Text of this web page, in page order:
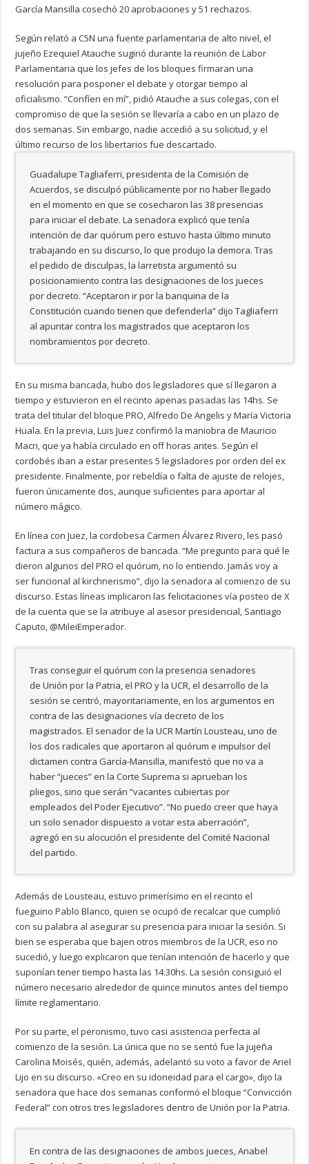
García Mansilla cosechó 20 aprobaciones y 51 rechazos.
Según relató a C5N una fuente parlamentaria de alto nivel, el
jujeño Ezequiel Atauche sugirió durante la reunión de Labor
Parlamentaria que los jefes de los bloques firmaran una
resolución para posponer el debate y otorgar tiempo al
oficialismo. “Confíen en mí”, pidió Atauche a sus colegas, con el
compromiso de que la sesión se llevaría a cabo en un plazo de
dos semanas. Sin embargo, nadie accedió a su solicitud, y el
último recurso de los libertarios fue descartado.
Guadalupe Tagliaferri, presidenta de la Comisión de
Acuerdos, se disculpó públicamente por no haber llegado
en el momento en que se cosecharon las 38 presencias
para iniciar el debate. La senadora explicó que tenía
intención de dar quórum pero estuvo hasta último minuto
trabajando en su discurso, lo que produjo la demora. Tras
el pedido de disculpas, la larretista argumentó su
posicionamiento contra las designaciones de los jueces
por decreto. “Aceptaron ir por la banquina de la
Constitución cuando tienen que defenderla” dijo Tagliaferri
al apuntar contra los magistrados que aceptaron los
nombramientos por decreto.
En su misma bancada, hubo dos legisladores que sí llegaron a
tiempo y estuvieron en el recinto apenas pasadas las 14hs. Se
trata del titular del bloque PRO, Alfredo De Angelis y María Victoria
Huala. En la previa, Luis Juez confirmó la maniobra de Mauricio
Macri, que ya había circulado en off horas antes. Según el
cordobés iban a estar presentes 5 legisladores por orden del ex
presidente. Finalmente, por rebeldía o falta de ajuste de relojes,
fueron únicamente dos, aunque suficientes para aportar al
número mágico.
En línea con Juez, la cordobesa Carmen Álvarez Rivero, les pasó
factura a sus compañeros de bancada. “Me pregunto para qué le
dieron algunos del PRO el quórum, no lo entiendo. Jamás voy a
ser funcional al kirchnerismo”, dijo la senadora al comienzo de su
discurso. Estas líneas implicaron las felicitaciones vía posteo de X
de la cuenta que se la atribuye al asesor presidencial, Santiago
Caputo, @MileiEmperador.
Tras conseguir el quórum con la presencia senadores
de Unión por la Patria, el PRO y la UCR, el desarrollo de la
sesión se centró, mayoritariamente, en los argumentos en
contra de las designaciones vía decreto de los
magistrados. El senador de la UCR Martín Lousteau, uno de
los dos radicales que aportaron al quórum e impulsor del
dictamen contra García-Mansilla, manifestó que no va a
haber “jueces” en la Corte Suprema si aprueban los
pliegos, sino que serán “vacantes cubiertas por
empleados del Poder Ejecutivo”. “No puedo creer que haya
un solo senador dispuesto a votar esta aberración”,
agregó en su alocución el presidente del Comité Nacional
del partido.
Además de Lousteau, estuvo primerísimo en el recinto el
fueguino Pablo Blanco, quien se ocupó de recalcar que cumplió
con su palabra al asegurar su presencia para iniciar la sesión. Si
bien se esperaba que bajen otros miembros de la UCR, eso no
sucedió, y luego explicaron que tenían intención de hacerlo y que
suponían tener tiempo hasta las 14:30hs. La sesión consiguió el
número necesario alrededor de quince minutos antes del tiempo
límite reglamentario.
Por su parte, el peronismo, tuvo casi asistencia perfecta al
comienzo de la sesión. La única que no se sentó fue la jujeña
Carolina Moisés, quién, además, adelantó su voto a favor de Ariel
Lijo en su discurso. «Creo en su idoneidad para el cargo», dijo la
senadora que hace dos semanas conformó el bloque “Convicción
Federal” con otros tres legisladores dentro de Unión por la Patria.
En contra de las designaciones de ambos jueces, Anabel